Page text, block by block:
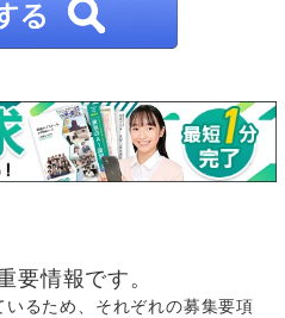
要情報です。
るため、それぞれの募集要項